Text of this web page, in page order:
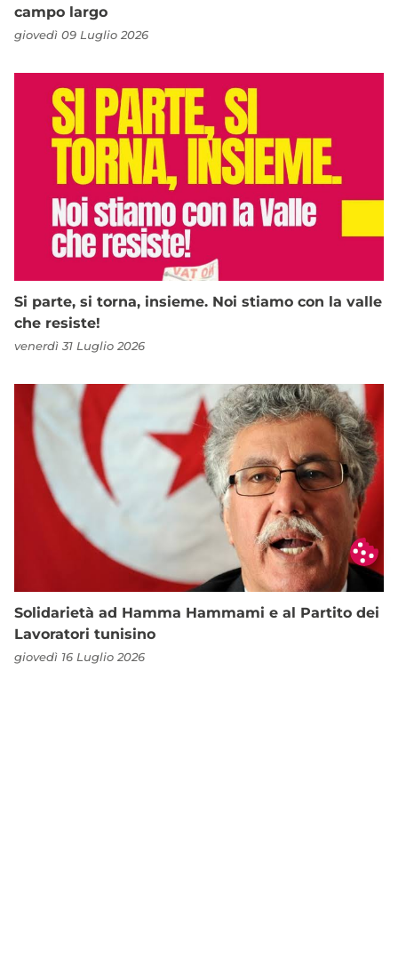
campo largo
giovedì 09 Luglio 2026
Si parte, si torna, insieme. Noi stiamo con la valle
che resiste!
venerdì 31 Luglio 2026
Solidarietà ad Hamma Hammami e al Partito dei
Lavoratori tunisino
giovedì 16 Luglio 2026